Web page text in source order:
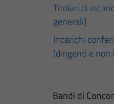
Titolari di
generali]
Incarichi
(dirigenti e
Bandi di